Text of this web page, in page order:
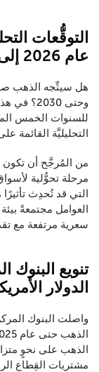
التوقُّعات
عام 2026 إلى عام 2030
وحتى
للسنوات الخمس
التحليليَّة القائمة
مرحلة تحوُّلية
التي قد تُحدِث
العوامل مجتمعةً
سعرية مرتفعة مع
تنويع البنوك
الدولار
واصلت البنوك
الذهب على نحوٍ
مشتريات القِطاع